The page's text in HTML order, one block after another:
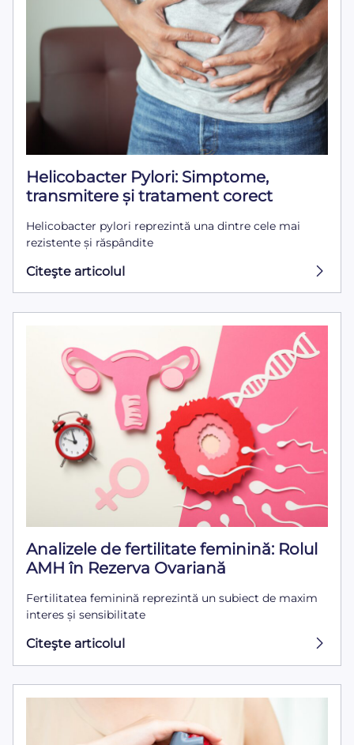
Helicobacter Pylori: Simptome,
transmitere și tratament corect
Helicobacter pylori reprezintă una dintre cele mai
rezistente și răspândite
Citeşte articolul
Analizele de fertilitate feminină: Rolul
AMH în Rezerva Ovariană
Fertilitatea feminină reprezintă un subiect de maxim
interes și sensibilitate
Citeşte articolul